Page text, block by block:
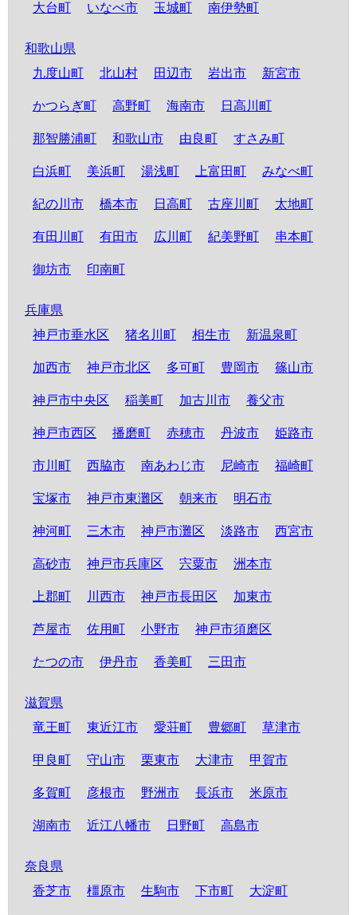
大台町 いなべ市 玉城町 南伊勢町
和歌山県
九度山町
北山村 田辺市 岩出市 新宮市
かつらぎ町 高野町 海南市 日高川町
那智勝浦町 和歌山市 由良町 すさみ町
白浜町 美浜町 湯浅町 上富田町 みなべ町
紀の川市 橋本市 日高町 古座川町 太地町
有田川町 有田市 広川町 紀美野町 串本町
御坊市 印南町
兵庫県
神戸市垂水区
猪名川町 相生市 新温泉町
加西市 神戸市北区 多可町 豊岡市 篠山市
神戸市中央区 稲美町 加古川市 養父市
神戸市西区 播磨町 赤穂市 丹波市 姫路市
市川町 西脇市 南あわじ市 尼崎市 福崎町
宝塚市 神戸市東灘区 朝来市 明石市
神河町 三木市 神戸市灘区 淡路市 西宮市
高砂市 神戸市兵庫区 宍粟市 洲本市
上郡町 川西市 神戸市長田区 加東市
芦屋市 佐用町 小野市 神戸市須磨区
たつの市 伊丹市 香美町 三田市
滋賀県
竜王町
東近江市 愛荘町 豊郷町 草津市
甲良町 守山市 栗東市 大津市 甲賀市
多賀町 彦根市 野洲市 長浜市 米原市
湖南市 近江八幡市 日野町 高島市
奈良県
香芝市
橿原市 生駒市 下市町 大淀町